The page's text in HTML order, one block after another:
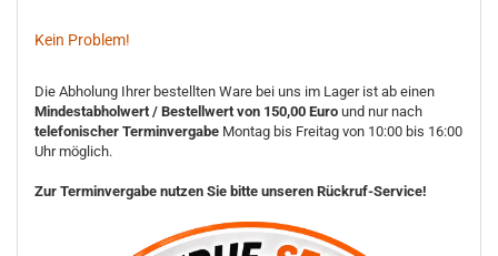
Kein Problem!
Die Abholung Ihrer bestellten Ware bei uns im Lager ist ab einen
Mindestabholwert / Bestellwert von 150,00 Euro und nur nach
telefonischer Terminvergabe Montag bis Freitag von 10:00 bis 16:00
Uhr möglich.
Zur Terminvergabe nutzen Sie bitte unseren Rückruf-Service!